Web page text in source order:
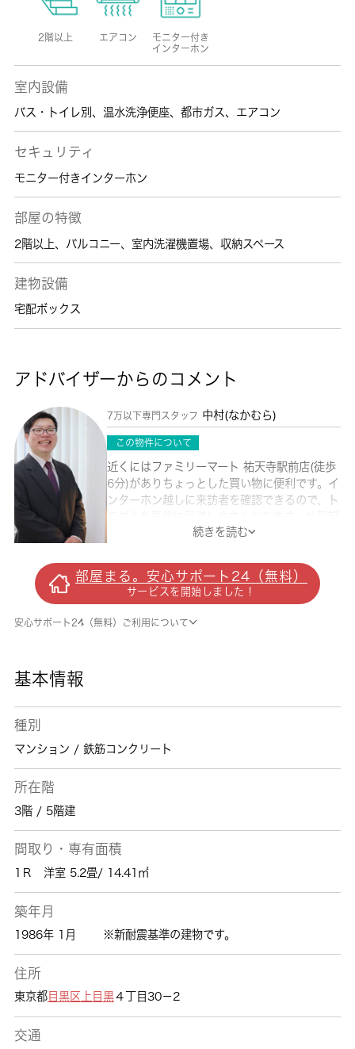
2階以上 エアコン
モニター付き
インターホン
室内設備
バス・トイレ別 、 温水洗浄便座、 都市ガス、 エアコン
セキュリティ
モニター付きインターホン
部屋の特徴
2階以上、 バルコニー、 室内洗濯機置場、 収納スペース
建物設備
宅配ボックス
アドバイザーからのコメント
7万以下専門スタッフ 中村(なかむら)
この物件について
近くにはファミリーマート 祐天寺駅前店(徒歩
6分)がありちょっとした買い物に便利です。イ
ンターホン越しに来訪者を確認できるので、ト
にはエレベータ・コインランドリーなどが備わ
アコン・CATV・照明付きなどが揃っているの
で、快適に過ごしやすいお部屋になります。安
全のために、防犯カメラが設置されている物件
です。目黒区エリアの東急東横線祐天寺付近で
続きを読む
部屋まる。安心サポート24（無料）
サービスを開始しました！
安心サポート24（無料）ご利用について
基本情報
種別
マンション / 鉄筋コンクリート
所在階
3階 / 5階建
間取り・専有面積
1Ｒ 洋室 5.2畳/ 14.41㎡
築年月
1986年 1月 ※新耐震基準の建物です。
住所
東京都目黒区 上目黒４丁目30－2
交通